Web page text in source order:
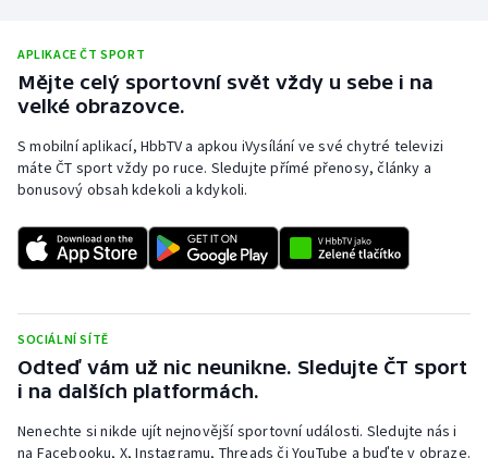
Plážový volejbal
Ragby
Rychlobruslení
Short track
Sportovní střelba
Stolní tenis
Triatlon
APLIKACE ČT SPORT
Mějte celý sportovní svět vždy u sebe i na
velké obrazovce.
S mobilní aplikací, HbbTV a apkou iVysílání ve své chytré televizi
máte ČT sport vždy po ruce. Sledujte přímé přenosy, články a
bonusový obsah kdekoli a kdykoli.
SOCIÁLNÍ SÍTĚ
Odteď vám už nic neunikne. Sledujte ČT sport
i na dalších platformách.
Nenechte si nikde ujít nejnovější sportovní události. Sledujte nás i
na Facebooku, X, Instagramu, Threads či YouTube a buďte v obraze.